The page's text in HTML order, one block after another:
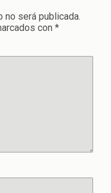
no será publicada.
con *